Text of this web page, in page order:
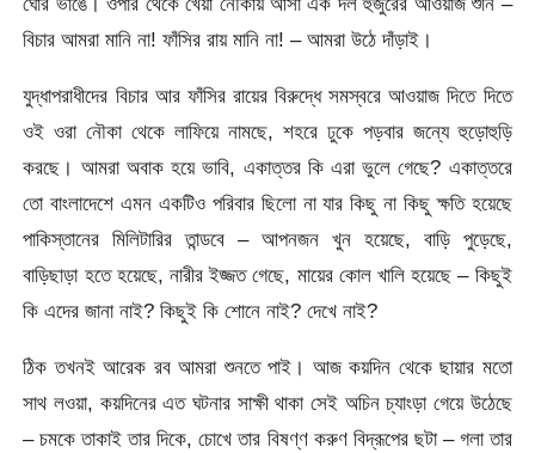
বিচার আমরা মানি না! ফাঁসির রায় মানি না! – আমরা উঠে দাঁড়াই।
যুদ্ধাপরাধীদের বিচার আর ফাঁসির রায়ের বিরুদ্ধে সমস্বরে আওয়াজ দিতে দিতে
ওই ওরা নৌকা থেকে লাফিয়ে নামছে, শহরে ঢুকে পড়বার জন্যে হুড়োহুড়ি
করছে। আমরা অবাক হয়ে ভাবি, একাত্তর কি এরা ভুলে গেছে? একাত্তরে
তো বাংলাদেশে এমন একটিও পরিবার ছিলো না যার কিছু না কিছু ক্ষতি হয়েছে
পাকিস্তানের মিলিটারির তান্ডবে – আপনজন খুন হয়েছে, বাড়ি পুড়েছে,
বাড়িছাড়া হতে হয়েছে, নারীর ইজ্জত গেছে, মায়ের কোল খালি হয়েছে – কিছুই
কি এদের জানা নাই? কিছুই কি শোনে নাই? দেখে নাই?
ঠিক তখনই আরেক রব আমরা শুনতে পাই। আজ কয়দিন থেকে ছায়ার মতো
সাথ লওয়া, কয়দিনের এত ঘটনার সাক্ষী থাকা সেই অচিন চ্যাংড়া গেয়ে উঠেছে
– চমকে তাকাই তার দিকে, চোখে তার বিষণ্ণ করুণ বিদ্রূপের ছটা – গলা তার